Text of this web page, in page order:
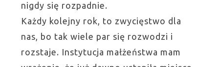
nigdy się rozpadnie.
Każdy kolejny rok, to zwycięstwo dla
nas, bo tak wiele par się rozwodzi i
rozstaje. Instytucja małżeństwa mam